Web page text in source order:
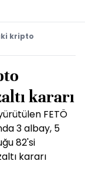
kripto
kararı
FETÖ
3 albay, 5
82'si
kararı